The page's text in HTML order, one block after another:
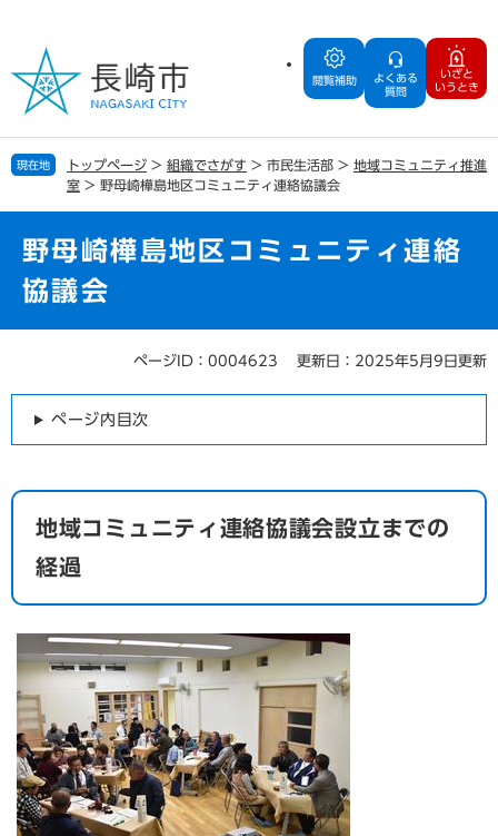
の
で
す
ー
ば
し
閲覧補助
よくある
質問
いざと
いうとき
現在地 トップページ > 組織でさがす > 市民生活部 > 地域コミュニティ推進
室 > 野母崎樺島地区コミュニティ連絡協議会
野母崎樺島地区コミュニティ連絡
協議会
ページID：0004623 更新日：2025年5月9日更新
ページ内目次
地域コミュニティ連絡協議会設立までの
経過